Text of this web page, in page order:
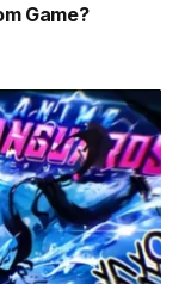
Game?